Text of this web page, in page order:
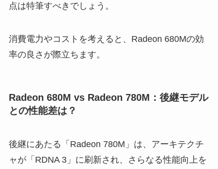
点は特筆すべきでしょう。
消費電力やコストを考えると、Radeon 680Mの効
率の良さが際立ちます。
Radeon 680M vs Radeon 780M：後継モデル
との性能差は？
後継にあたる「Radeon 780M」は、アーキテクチ
ャが「RDNA 3」に刷新され、さらなる性能向上を